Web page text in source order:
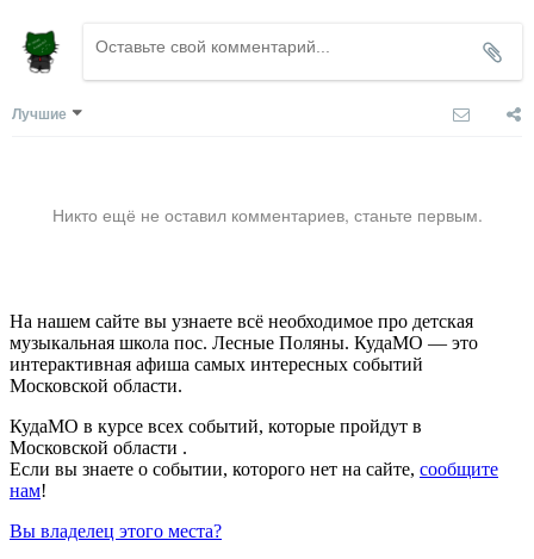
Лучшие
Никто ещё не оставил комментариев, станьте первым.
На нашем сайте вы узнаете всё необходимое про детская
музыкальная школа пос. Лесные Поляны. КудаМО — это
интерактивная афиша самых интересных событий
Московской области.
КудаМО в курсе всех событий, которые пройдут в
Московской области .
Если вы знаете о событии, которого нет на сайте, сообщите
нам!
Вы владелец этого места?